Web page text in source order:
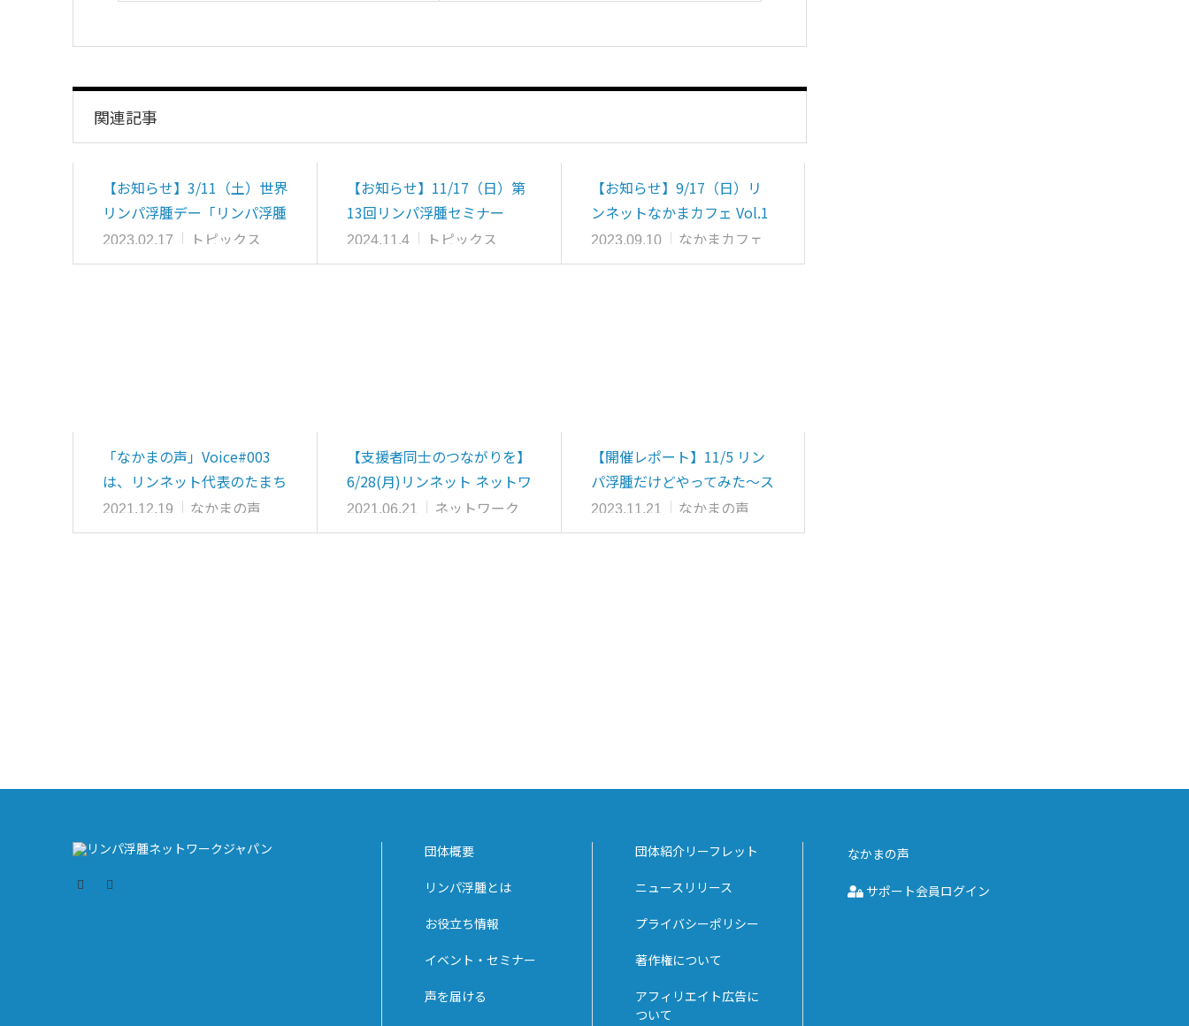
関連記事
【お知らせ】3/11（土）世界
リンパ浮腫デー「リンパ浮腫
と就労」シン…
2023.02.17 トピックス
【お知らせ】11/17（日）第
13回リンパ浮腫セミナー
「教えて林先…
2024.11.4 トピックス
【お知らせ】9/17（日）リ
ンネットなかまカフェ Vol.1
7（オン…
2023.09.10 なかまカフェ
「なかまの声」Voice#003
は、リンネット代表のたまち
ゃんです
2021.12.19 なかまの声
【支援者同士のつながりを】
6/28(月)リンネット ネットワ
ーク•ラ…
2021.06.21 ネットワーク
【開催レポート】11/5 リン
パ浮腫だけどやってみた～ス
ペイン巡礼1…
2023.11.21 なかまの声
団体概要
リンパ浮腫とは
お役立ち情報
イベント・セミナー
声を届ける
団体紹介リーフレット
ニュースリリース
プライバシーポリシー
著作権について
アフィリエイト広告に
ついて
なかまの声
サポート会員ログイン